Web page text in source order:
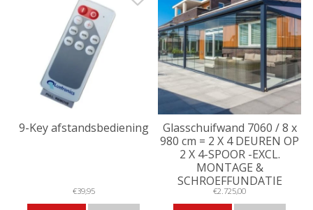
9-Key afstandsbediening
€39,95
Glasschuifwand 7060 / 8 x
980 cm = 2 X 4 DEUREN OP
2 X 4-SPOOR -EXCL.
MONTAGE &
SCHROEFFUNDATIE
€2.725,00